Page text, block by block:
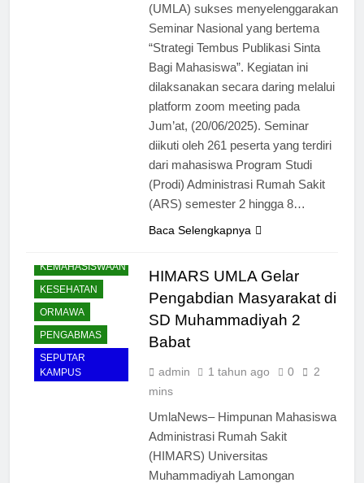
(UMLA) sukses menyelenggarakan
Seminar Nasional yang bertema
“Strategi Tembus Publikasi Sinta
Bagi Mahasiswa”. Kegiatan ini
dilaksanakan secara daring melalui
platform zoom meeting pada
Jum’at, (20/06/2025). Seminar
diikuti oleh 261 peserta yang terdiri
dari mahasiswa Program Studi
(Prodi) Administrasi Rumah Sakit
(ARS) semester 2 hingga 8…
Baca Selengkapnya
KEMAHASISWAAN
KESEHATAN
ORMAWA
PENGABMAS
SEPUTAR
KAMPUS
HIMARS UMLA Gelar
Pengabdian Masyarakat di
SD Muhammadiyah 2
Babat
admin 1 tahun ago 0
2
mins
UmlaNews– Himpunan Mahasiswa
Administrasi Rumah Sakit
(HIMARS) Universitas
Muhammadiyah Lamongan